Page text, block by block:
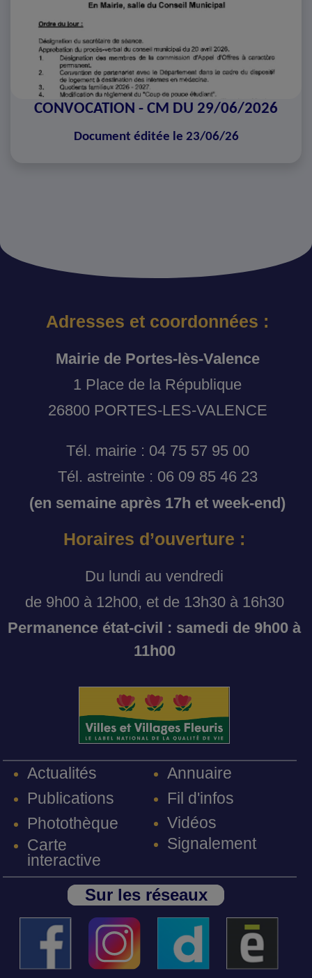
CONVOCATION - CM DU 29/06/2026
Document éditée le 23/06/26
Adresses et coordonnées :
Mairie de Portes-lès-Valence
1 Place de la République
26800 PORTES-LES-VALENCE
Tél. mairie : 04 75 57 95 00
Tél. astreinte : 06 09 85 46 23
(en semaine après 17h et week-end)
Horaires d’ouverture :
Du lundi au vendredi
de 9h00 à 12h00, et de 13h30 à 16h30
Permanence état-civil : samedi de 9h00 à
11h00
Actualités
Publications
Photothèque
Carte
interactive
Annuaire
Fil d'infos
Vidéos
Signalement
Sur les réseaux